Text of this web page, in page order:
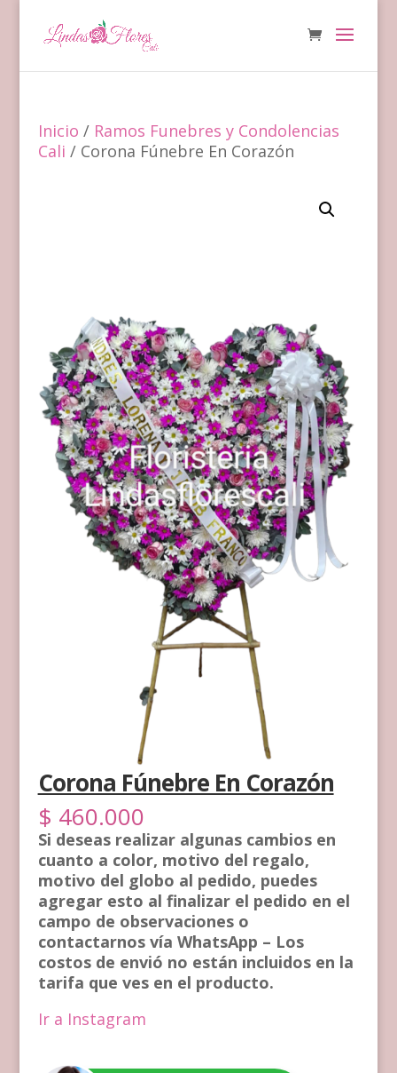
Inicio / Ramos Funebres y Condolencias
Cali / Corona Fúnebre En Corazón
Corona Fúnebre En Corazón
$ 460.000
Si deseas realizar algunas cambios en
cuanto a color, motivo del regalo,
motivo del globo al pedido, puedes
agregar esto al finalizar el pedido en el
campo de observaciones o
contactarnos vía WhatsApp – Los
costos de envió no están incluidos en la
tarifa que ves en el producto.
Ir a Instagram